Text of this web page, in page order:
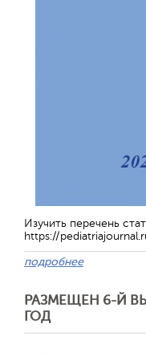
Изучить перечень
https://
подробнее
РАЗМЕЩЕН 6-Й
ГОД